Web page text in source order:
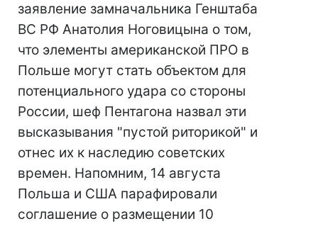
заявление замначальника Генштаба
ВС РФ Анатолия Ноговицына о том,
что элементы американской ПРО в
Польше могут стать объектом для
потенциального удара со стороны
России, шеф Пентагона назвал эти
высказывания "пустой риторикой" и
отнес их к наследию советских
времен. Напомним, 14 августа
Польша и США парафировали
соглашение о размещении 10